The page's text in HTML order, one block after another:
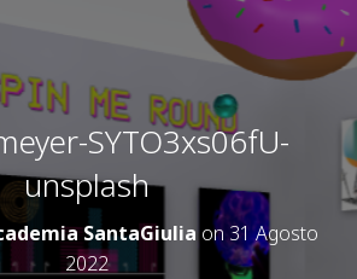
SYTO3xs06fU-
unsplash
SantaGiulia on 31 Agosto
2022